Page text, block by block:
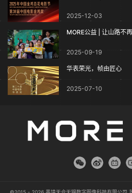
2025-12-03
MORE公益 | 让山路不
2025-09-19
华表荣光，帧由匠心
2025-07-10